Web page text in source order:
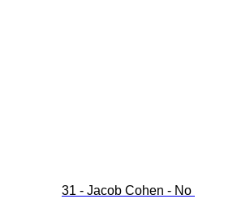
31 - Jacob Cohen - No